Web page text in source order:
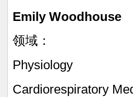
EmilyWoodhouse
领域：
Physiology
Cardiorespiratory